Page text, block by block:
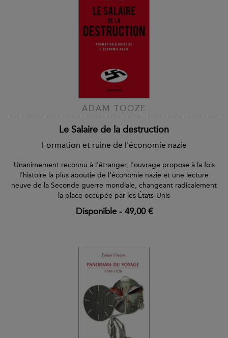
ADAM TOOZE
Le Salaire de la destruction
Formation et ruine de l'économie nazie
Unanimement reconnu à l'étranger, l'ouvrage propose à la fois
l'histoire la plus aboutie de l'économie nazie et une lecture
neuve de la Seconde guerre mondiale, changeant radicalement
la place occupée par les États-Unis
Disponible- 49,00 €